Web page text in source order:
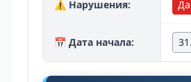
⚠️ Нарушения: Да
📅 Дата начала: